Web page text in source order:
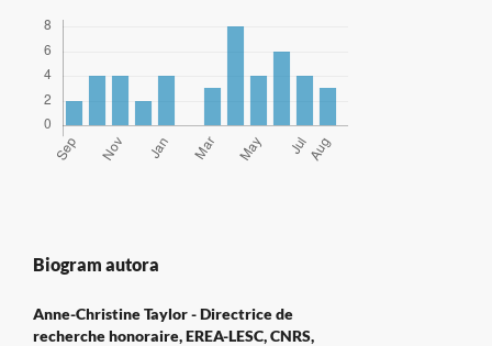
Biogram autora
Anne-Christine Taylor -Directrice de
recherche honoraire, EREA-LESC, CNRS,